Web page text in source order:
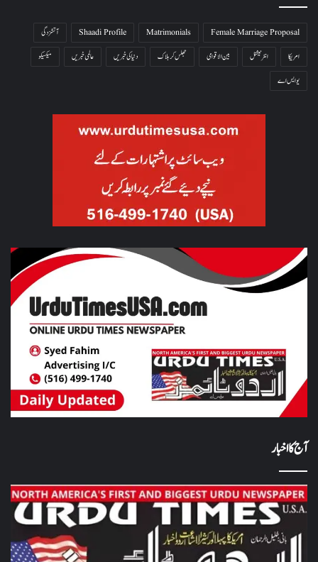
Female Marriage Proposal
Matrimonials
Shaadi Profile
آتشزدگی
امریکا
انٹرنیشنل بین الاقوامی جھلس کر ہلاک دنیا کی خبریں عالمی خبریں
میکسیکو
یو ایس اے
آج کا اخبار